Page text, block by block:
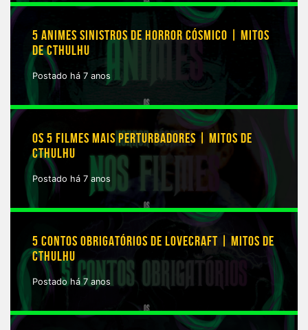
5 ANIMES SINISTROS DE HORROR CÓSMICO | MITOS
DE CTHULHU
Postado há 7 anos
OS 5 FILMES MAIS PERTURBADORES | MITOS DE
CTHULHU
Postado há 7 anos
5 CONTOS OBRIGATÓRIOS DE LOVECRAFT | MITOS DE
CTHULHU
Postado há 7 anos